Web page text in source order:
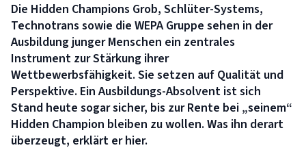
Die Hidden Champions Grob, Schlüter-Systems,
Technotrans sowie die WEPA Gruppe sehen in der
Ausbildung junger Menschen ein zentrales
Instrument zur Stärkung ihrer
Wettbewerbsfähigkeit. Sie setzen auf Qualität und
Perspektive. Ein Ausbildungs-Absolvent ist sich
Stand heute sogar sicher, bis zur Rente bei „seinem“
Hidden Champion bleiben zu wollen. Was ihn derart
überzeugt, erklärt er hier.